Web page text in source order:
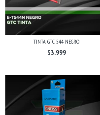
TINTA GTC 544 NEGRO
$3.999